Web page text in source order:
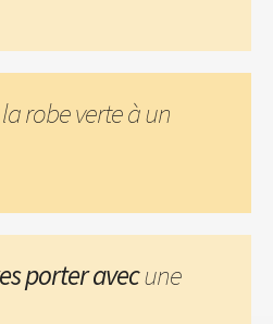
la robe verte à un
porter avecune